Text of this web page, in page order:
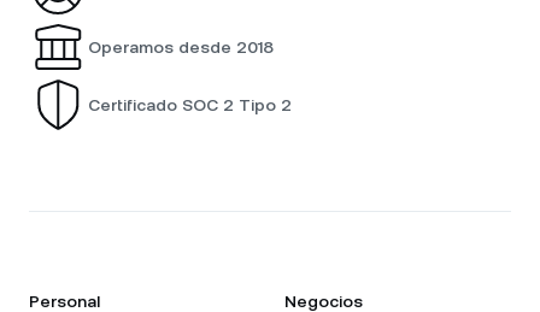
Operamos desde 2018
Certificado SOC 2 Tipo 2
Personal Negocios